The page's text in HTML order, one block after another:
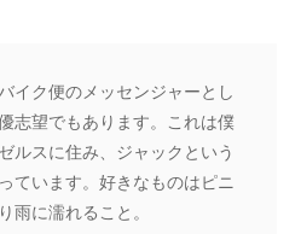
イク便のメッセンジャーとし
志望でもあります。これは僕
ルスに住み、ジャックという
ています。好きなものはピニ
雨に濡れること。